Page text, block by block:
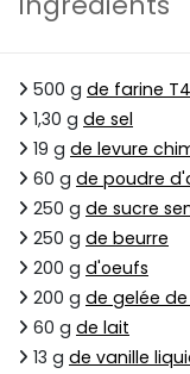
500 g de farine
1,30 g de sel
19 g de levure
60 g de poudre
250 g de sucre
250 g de beurre
200 g d'oeufs
200 g de gelée
60 g de lait
13 g de vanille